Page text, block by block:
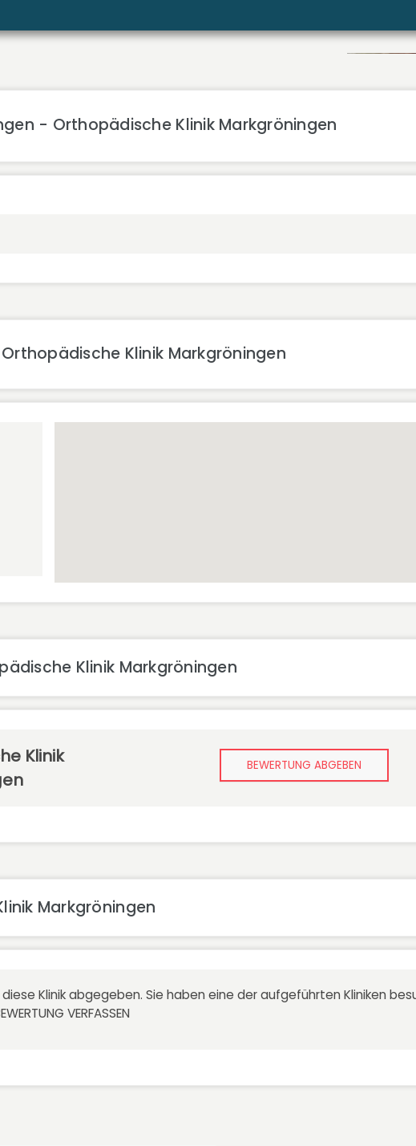
- Orthopädische Klinik Markgröningen
Klinik Markgröningen
Klinik Markgröningen
Klinik
BEWERTUNG ABGEBEN
Markgröningen
Klinik abgegeben. Sie haben eine der aufgeführten Kliniken
VERFASSEN